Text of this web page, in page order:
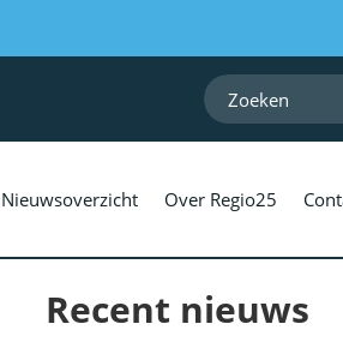
Nieuwsoverzicht Over Regio25
Recent nieuws